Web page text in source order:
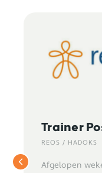
Trainer
REOS / HADOKS
Afgelopen